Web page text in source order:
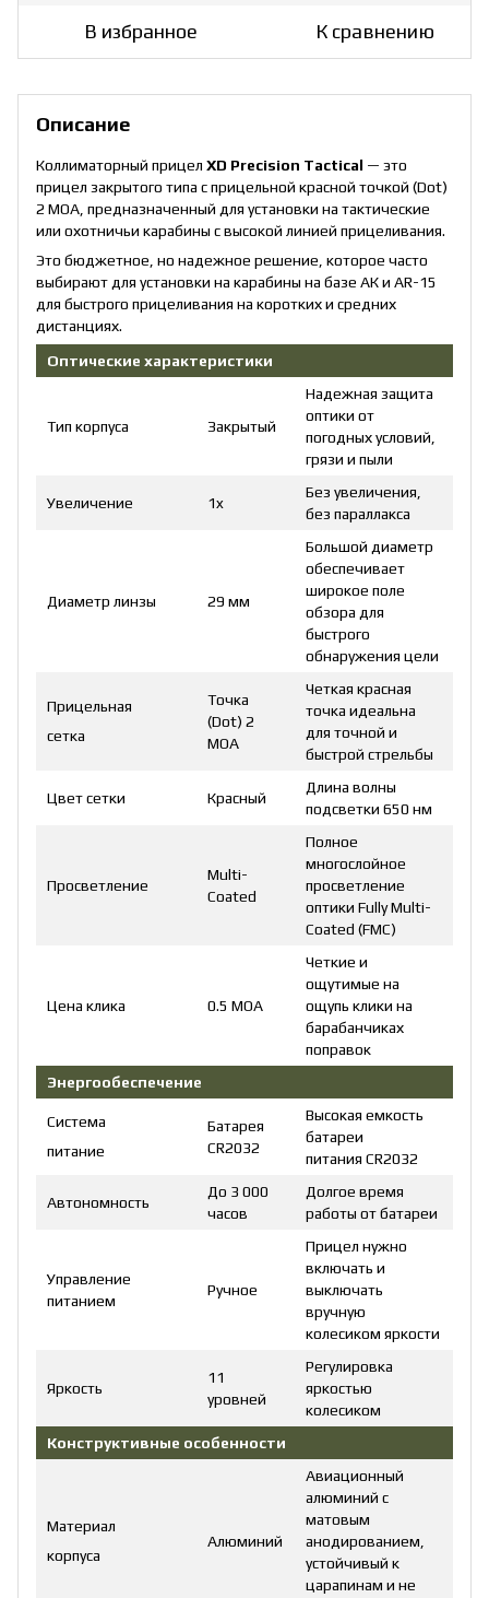
В избранное К сравнению
Описание
Коллиматорный прицел XD Precision Tactical — это
прицел закрытого типа с прицельной красной точкой (Dot)
2 МОА, предназначенный для установки на тактические
или охотничьи карабины с высокой линией прицеливания.
Это бюджетное, но надежное решение, которое часто
выбирают для установки на карабины на базе АК и AR-15
для быстрого прицеливания на коротких и средних
дистанциях.
Оптические характеристики
Тип корпуса Закрытый
Надежная защита
оптики от
погодных условий,
грязи и пыли
Увеличение 1x
Без увеличения,
без параллакса
Диаметр линзы 29 мм
Большой диаметр
обеспечивает
широкое поле
обзора для
быстрого
обнаружения цели
Прицельная
сетка
Точка
(Dot) 2
МОА
Четкая красная
точка идеальна
для точной и
быстрой стрельбы
Цвет сетки Красный
Длина волны
подсветки 650 нм
Просветление
Multi-
Coated
Полное
многослойное
просветление
оптики Fully Multi-
Coated (FMC)
Цена клика 0.5 МОА
Четкие и
ощутимые на
ощупь клики на
барабанчиках
поправок
Энергообеспечение
Система
питание
Батарея
CR2032
Высокая емкость
батареи
питания CR2032
Автономность
До 3 000
часов
Долгое время
работы от батареи
Управление
питанием
Ручное
Прицел нужно
включать и
выключать
вручную
колесиком яркости
Яркость
11
уровней
Регулировка
яркостью
колесиком
Конструктивные особенности
Материал
корпуса
Алюминий
Авиационный
алюминий с
матовым
анодированием,
устойчивый к
царапинам и не